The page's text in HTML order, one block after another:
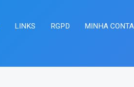
LINKS RGPD MINHA CONTA